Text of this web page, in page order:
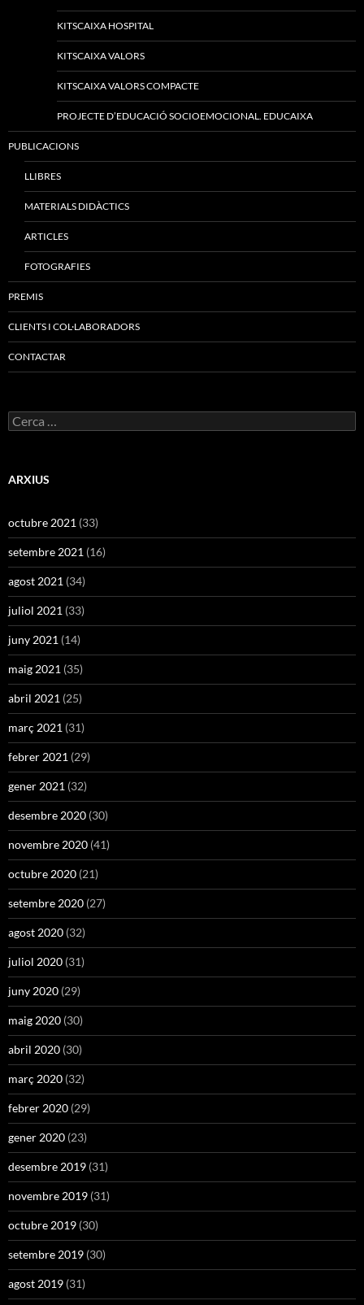
KITSCAIXA HOSPITAL
KITSCAIXA VALORS
KITSCAIXA VALORS COMPACTE
PROJECTE D’EDUCACIÓ SOCIOEMOCIONAL. EDUCAIXA
PUBLICACIONS
LLIBRES
MATERIALS DIDÀCTICS
ARTICLES
FOTOGRAFIES
PREMIS
CLIENTS I COL·LABORADORS
CONTACTAR
Cerca:
ARXIUS
octubre 2021 (33)
setembre 2021 (16)
agost 2021 (34)
juliol 2021 (33)
juny 2021 (14)
maig 2021 (35)
abril 2021 (25)
març 2021 (31)
febrer 2021 (29)
gener 2021 (32)
desembre 2020 (30)
novembre 2020 (41)
octubre 2020 (21)
setembre 2020 (27)
agost 2020 (32)
juliol 2020 (31)
juny 2020 (29)
maig 2020 (30)
abril 2020 (30)
març 2020 (32)
febrer 2020 (29)
gener 2020 (23)
desembre 2019 (31)
novembre 2019 (31)
octubre 2019 (30)
setembre 2019 (30)
agost 2019 (31)